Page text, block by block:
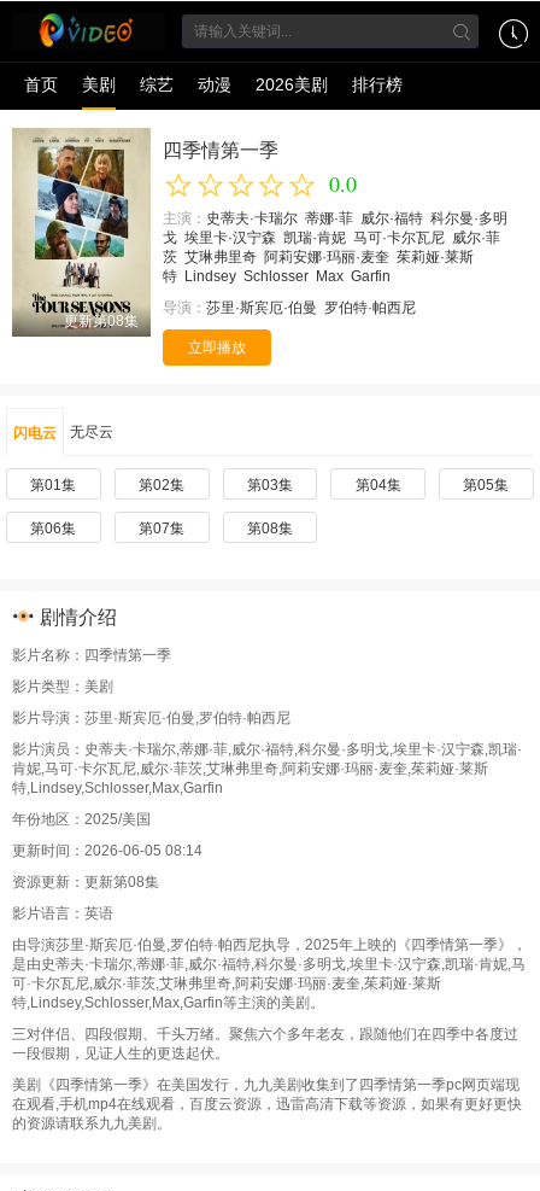
首页 美剧 综艺 动漫 2026美剧 排行榜
更新第08集
四季情第一季
0.0
主演： 史蒂夫·卡瑞尔 蒂娜·菲 威尔·福特 科尔曼·多明
戈 埃里卡·汉宁森 凯瑞·肯妮 马可·卡尔瓦尼 威尔·菲
茨 艾琳弗里奇 阿莉安娜·玛丽·麦奎 茱莉娅·莱斯
特 Lindsey Schlosser Max Garfin
导演： 莎里·斯宾厄·伯曼 罗伯特·帕西尼
立即播放
闪电云 无尽云
第01集 第02集 第03集 第04集 第05集
第06集 第07集 第08集
剧情介绍
影片名称：四季情第一季
影片类型：美剧
影片导演：莎里·斯宾厄·伯曼,罗伯特·帕西尼
影片演员：史蒂夫·卡瑞尔,蒂娜·菲,威尔·福特,科尔曼·多明戈,埃里卡·汉宁森,凯瑞·
肯妮,马可·卡尔瓦尼,威尔·菲茨,艾琳弗里奇,阿莉安娜·玛丽·麦奎,茱莉娅·莱斯
特,Lindsey,Schlosser,Max,Garfin
年份地区：2025/美国
更新时间：2026-06-05 08:14
资源更新：更新第08集
影片语言：英语
由导演莎里·斯宾厄·伯曼,罗伯特·帕西尼执导，2025年上映的《四季情第一季》，
是由史蒂夫·卡瑞尔,蒂娜·菲,威尔·福特,科尔曼·多明戈,埃里卡·汉宁森,凯瑞·肯妮,马
可·卡尔瓦尼,威尔·菲茨,艾琳弗里奇,阿莉安娜·玛丽·麦奎,茱莉娅·莱斯
特,Lindsey,Schlosser,Max,Garfin等主演的美剧。
三对伴侣、四段假期、千头万绪。聚焦六个多年老友，跟随他们在四季中各度过
一段假期，见证人生的更迭起伏。
美剧《四季情第一季》在美国发行，九九美剧收集到了四季情第一季pc网页端现
在观看,手机mp4在线观看，百度云资源，迅雷高清下载等资源，如果有更好更快
的资源请联系九九美剧。